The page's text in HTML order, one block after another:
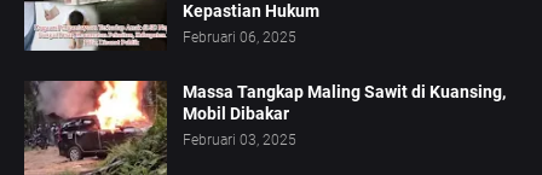
Kepastian Hukum
Februari 06, 2025
Massa Tangkap Maling Sawit di Kuansing,
Mobil Dibakar
Februari 03, 2025